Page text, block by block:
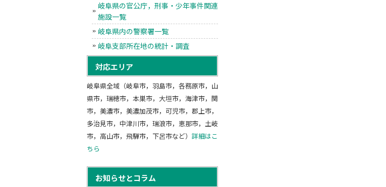
岐阜県の官公庁，刑事・少年事件関連
施設一覧
岐阜県内の警察署一覧
岐阜支部所在地の統計・調査
対応エリア
岐阜県全域（岐阜市，羽島市，各務原市，山
県市，瑞穂市，本巣市，大垣市，海津市，関
市，美濃市，美濃加茂市，可児市，郡上市，
多治見市，中津川市，瑞浪市，恵那市，土岐
市，高山市，飛騨市，下呂市など） 詳細はこ
ちら
お知らせとコラム